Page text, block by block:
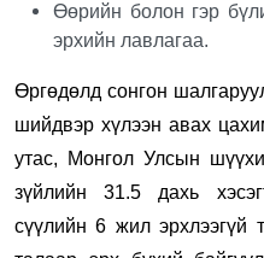
Өөрийн болон гэр
эрхийн лавлагаа.
Өргөдөлд сонгон
шийдвэр хүлээн авах
утас, Монгол Улсын
зүйлийн 31.5 дахь
сүүлийн 6 жил эрхлээгүй